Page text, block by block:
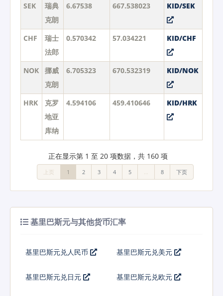
SEK
瑞典
克朗
6.67538 667.538023 KID/SEK
CHF
瑞士
法郎
0.570342 57.034221 KID/CHF
NOK
挪威
克朗
6.705323 670.532319 KID/NOK
HRK
克罗
地亚
库纳
4.594106 459.410646 KID/HRK
正在显示第 1 至 20 项数据，共 160 项
上页 1 2 3 4 5 8 下页
基里巴斯元与其他货币汇率
基里巴斯元兑人民币 基里巴斯元兑美元
基里巴斯元兑日元 基里巴斯元兑欧元